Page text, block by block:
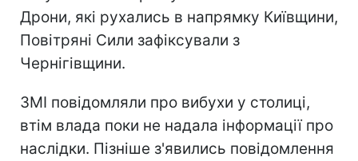
Дрони, які рухались в напрямку Київщини,
Повітряні Сили зафіксували з
Чернігівщини.
ЗМІ повідомляли про вибухи у столиці,
втім влада поки не надала інформації про
наслідки. Пізніше з'явились повідомлення